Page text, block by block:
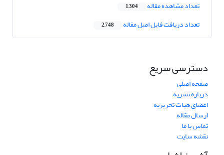
تعداد مشاهده مقاله 1,304
تعداد دریافت فایل اصل مقاله 2,748
دسترسی سریع
صفحه اصلی
درباره نشریه
اعضای هیات تحریریه
ارسال مقاله
تماس با ما
نقشه سایت